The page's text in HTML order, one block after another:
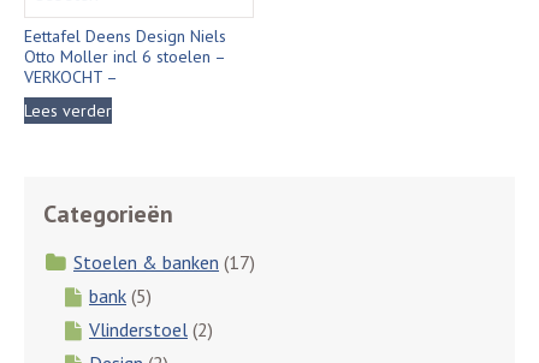
Eettafel Deens Design Niels
Otto Moller incl 6 stoelen –
VERKOCHT –
Lees verder
Categorieën
Stoelen & banken (17)
bank (5)
Vlinderstoel (2)